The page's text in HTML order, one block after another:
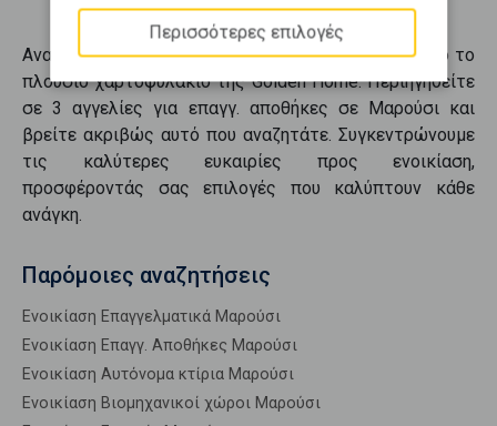
Ανακαλύψτεεπαγγ. αποθήκεςσεΜαρούσιμέσα από το
πλούσιο χαρτοφυλάκιο της Golden Home. Περιηγηθείτε
σε3 αγγελίες για επαγγ. αποθήκες σε Μαρούσι και
βρείτε ακριβώς αυτό που αναζητάτε. Συγκεντρώνουμε
τις καλύτερες ευκαιρίες προς ενοικίαση,
προσφέροντάς σας επιλογές που καλύπτουν κάθε
ανάγκη.
Παρόμοιες αναζητήσεις
Ενοικίαση Επαγγελματικά Μαρούσι
Ενοικίαση Επαγγ. Αποθήκες Μαρούσι
Ενοικίαση Αυτόνομα κτίρια Μαρούσι
Ενοικίαση Βιομηχανικοί χώροι Μαρούσι
Περισσότερες επιλογές